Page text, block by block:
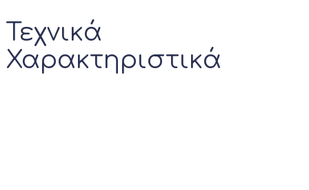
Τεχνικά
Χαρακτηριστικά